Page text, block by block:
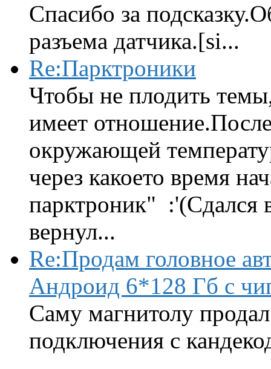
Спасибо за
разъема датчика.[si...
Re:Парктроники
Чтобы не плодить
имеет
окружающей
через какоето время
парктроник" :'(Сдался
вернул...
Re:Продам головное
Андроид 6*128 Гб с
Саму магнитолу
подключения с